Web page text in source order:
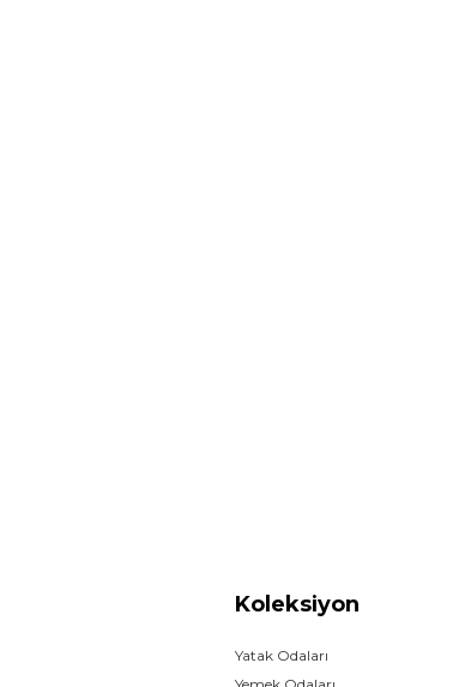
Koleksiyon
Yatak Odaları